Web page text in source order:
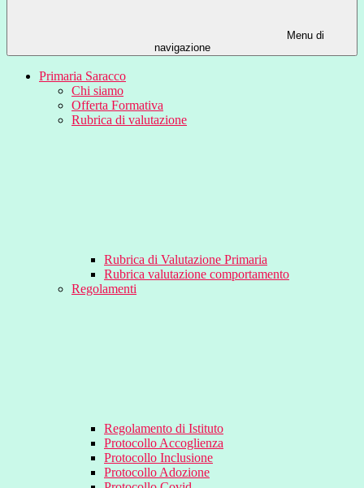
Menu di
navigazione
Primaria Saracco
Chi siamo
Offerta Formativa
Rubrica di valutazione
Rubrica di Valutazione Primaria
Rubrica valutazione comportamento
Regolamenti
Regolamento di Istituto
Protocollo Accoglienza
Protocollo Inclusione
Protocollo Adozione